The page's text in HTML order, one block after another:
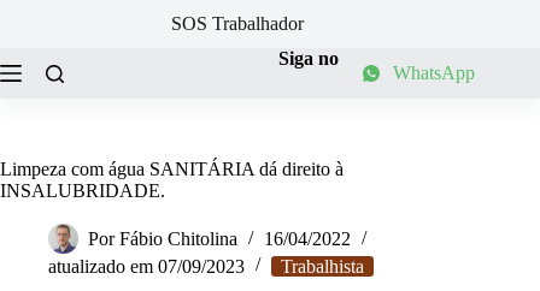
conteúdo
SOS Trabalhador
Siga no
WhatsApp
Limpeza com água SANITÁRIA dá direito à
INSALUBRIDADE.
Por Fábio Chitolina
16/04/2022
atualizado em 07/09/2023 Trabalhista